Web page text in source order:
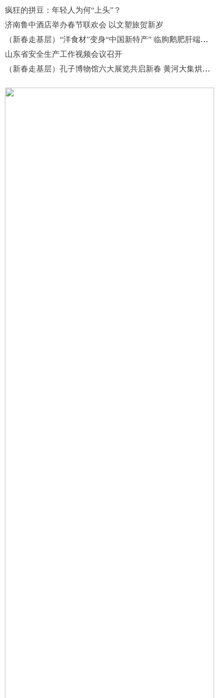
疯狂的拼豆：年轻人为何“上头”？
济南鲁中酒店举办春节联欢会 以文塑旅贺新岁
（新春走基层）“洋食材”变身“中国新特产” 临朐鹅肥肝端上世界餐桌
山东省安全生产工作视频会议召开
（新春走基层）孔子博物馆六大展览共启新春 黄河大集烘热年味